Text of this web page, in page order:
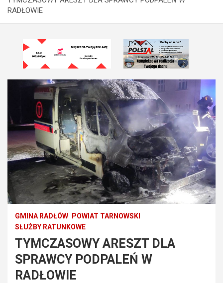
RADŁOWIE
GMINA RADŁÓW
POWIAT TARNOWSKI
SŁUŻBY RATUNKOWE
TYMCZASOWY ARESZT DLA
SPRAWCY PODPALEŃ W
RADŁOWIE